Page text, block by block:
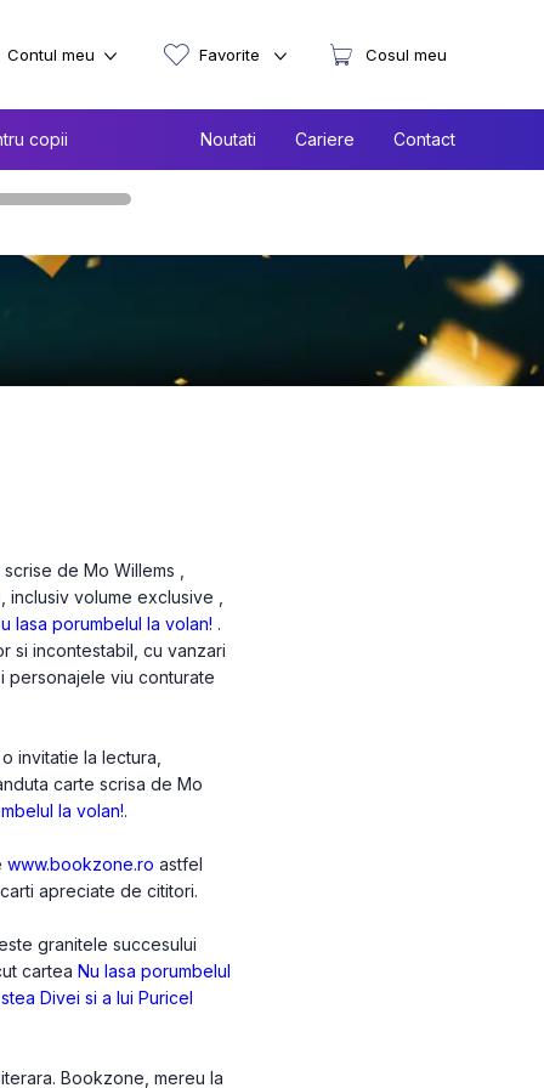
copii Noutati Cariere Contact
Contul meu Favorite Cosul meu
de Mo Willems ,
volume exclusive ,
lasa porumbelul la volan! .
si incontestabil, cu vanzari
personajele viu conturate
invitatie la lectura,
carte scrisa de Mo
la volan!.
www.bookzone.ro astfel
apreciate de cititori.
granitele succesului
carteaNu lasa porumbelul
Divei si a lui Puricel
Bookzone, mereu la